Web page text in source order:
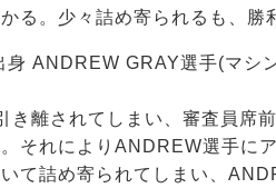
る。少々詰め寄られるも、勝
身 ANDREW GRAY選手(マ
き離されてしまい、審査員席
それによりANDREW選手に
て詰め寄られてしまい、